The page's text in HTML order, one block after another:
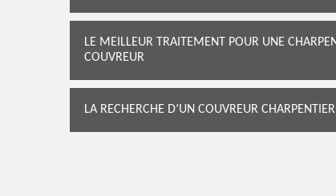
LE MEILLEUR TRAITEMENT POUR UNE
COUVREUR
LA RECHERCHE D’UN COUVREUR